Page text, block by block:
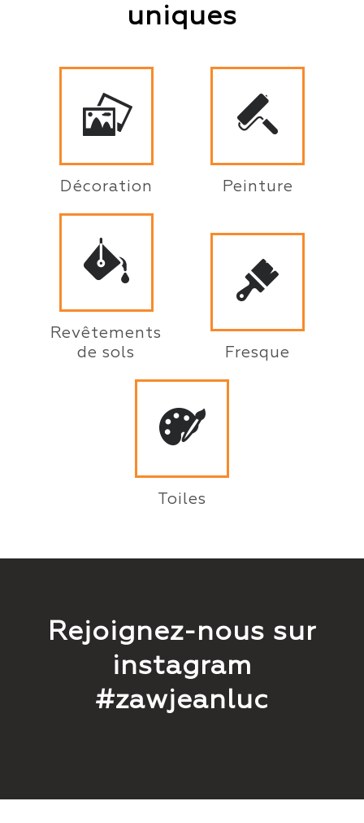
uniques
Décoration Peinture
Revêtements
de sols
Fresque
Toiles
Rejoignez-nous sur
instagram
#zawjeanluc